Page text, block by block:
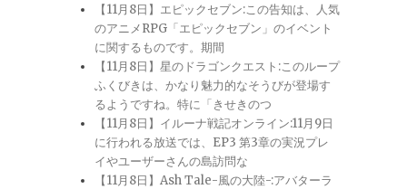
【11月8日】エピックセブン:この告知は、人気
のアニメRPG「エピックセブン」のイベント
に関するものです。期間
【11月8日】星のドラゴンクエスト:このループ
ふくびきは、かなり魅力的なそうびが登場す
るようですね。特に「きせきのつ
【11月8日】イルーナ戦記オンライン:11月9日
に行われる放送では、EP3 第3章の実況プレ
イやユーザーさんの島訪問な
【11月8日】Ash Tale-風の大陸-:アバターラ